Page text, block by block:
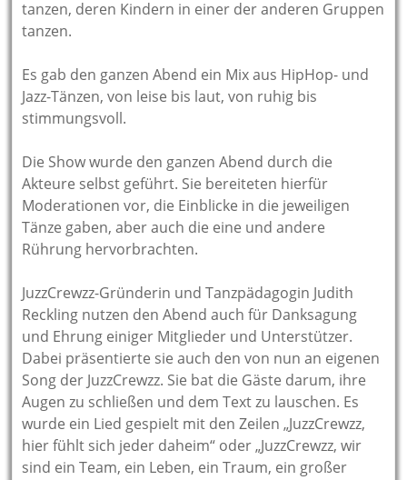
tanzen, deren Kindern in einer der anderen Gruppen
tanzen.
Es gab den ganzen Abend ein Mix aus HipHop- und
Jazz-Tänzen, von leise bis laut, von ruhig bis
stimmungsvoll.
Die Show wurde den ganzen Abend durch die
Akteure selbst geführt. Sie bereiteten hierfür
Moderationen vor, die Einblicke in die jeweiligen
Tänze gaben, aber auch die eine und andere
Rührung hervorbrachten.
JuzzCrewzz-Gründerin und Tanzpädagogin Judith
Reckling nutzen den Abend auch für Danksagung
und Ehrung einiger Mitglieder und Unterstützer.
Dabei präsentierte sie auch den von nun an eigenen
Song der JuzzCrewzz. Sie bat die Gäste darum, ihre
Augen zu schließen und dem Text zu lauschen. Es
wurde ein Lied gespielt mit den Zeilen „JuzzCrewzz,
hier fühlt sich jeder daheim“ oder „JuzzCrewzz, wir
sind ein Team, ein Leben, ein Traum, ein großer